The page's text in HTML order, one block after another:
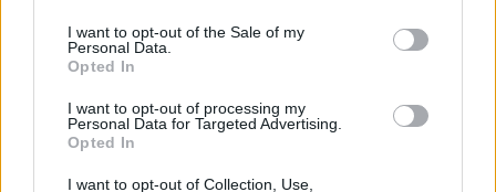
I want to opt-out of the Sale of my
Personal Data.
Opted In
I want to opt-out of processing my
Personal Data for Targeted Advertising.
Opted In
I want to opt-out of Collection, Use,